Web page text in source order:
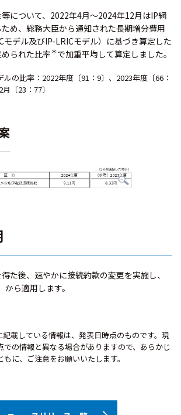
について、2022年4月～2024年12月はIP網
め、総務大臣から通知された長期増分費用
モデル及びIP-LRICモデル）に基づき算定した
られた比率＊で加重平均して算定しました。
ルの比率：2022年度〔91：9〕、2023年度〔66：
〔23：77〕
た後、速やかに接続約款の変更を実施し、
ら適用します。
載している情報は、発表日時点のものです。現
での情報と異なる場合がありますので、あらかじ
に、ご注意をお願いいたします。